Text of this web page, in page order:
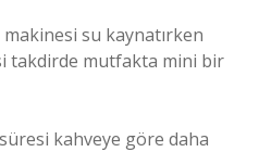
su kaynatırken
takdirde mutfakta mini bir
kahveye göre daha